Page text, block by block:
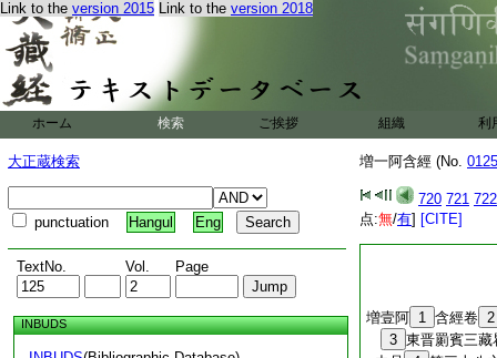
Link to the version 2015 Link to the version 2018
ホーム 検索 ご挨拶 組織 利
大正蔵検索
punctuation Hangul Eng
TextNo. Vol. Page
INBUDS
増一阿含經 (No.
720 721 722
点:無/有] [CITE]
増壹阿 1 含經卷 2
3 東晋罽賓三